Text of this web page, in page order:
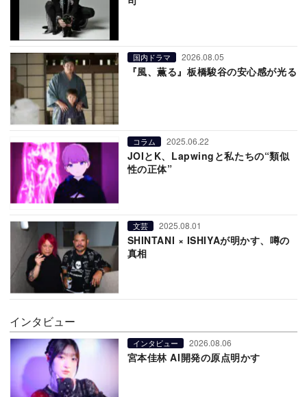
国内ドラマ 2026.08.05
『風、薫る』板橋駿谷の安心感が光る
コラム 2025.06.22
JOIとK、Lapwingと私たちの“類似
性の正体”
文芸 2025.08.01
SHINTANI × ISHIYAが明かす、噂の
真相
インタビュー
インタビュー 2026.08.06
宮本佳林 AI開発の原点明かす